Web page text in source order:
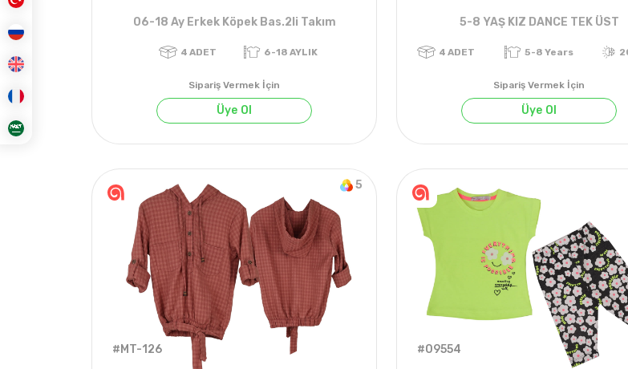
06-18 Ay Erkek Köpek Bas.2li Takım
4 ADET 6-18 AYLIK
Sipariş Vermek İçin
Üye Ol
5-8 YAŞ KIZ DANCE TEK ÜST
Sipariş Vermek İçin
Üye Ol
5
#MT-126 #09554